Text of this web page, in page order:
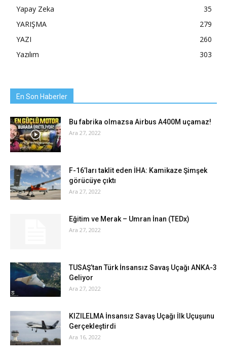
Yapay Zeka
35
YARIŞMA
279
YAZI
260
Yazılım
303
En Son Haberler
Bu fabrika olmazsa Airbus A400M uçamaz!
Ara 27, 2022
F-16’ları taklit eden İHA: Kamikaze Şimşek
görücüye çıktı
Ara 27, 2022
Eğitim ve Merak – Umran İnan (TEDx)
Ara 27, 2022
TUSAŞ’tan Türk İnsansız Savaş Uçağı ANKA-3
Geliyor
Ara 27, 2022
KIZILELMA İnsansız Savaş Uçağı İlk Uçuşunu
Gerçekleştirdi
Ara 16, 2022